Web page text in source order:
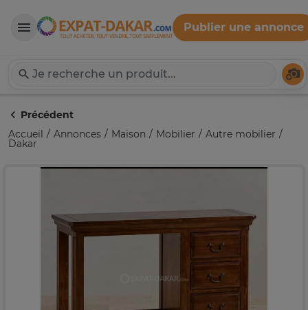
Expat-Dakar
Publier une annonce
Précédent
Accueil
Annonces Maison Mobilier Autre mobilier
Dakar